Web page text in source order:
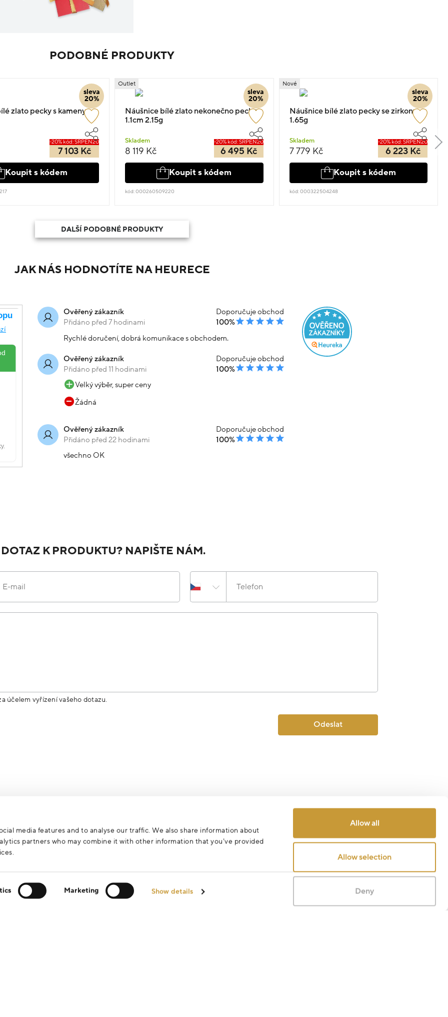
media features and to analyse our traffic. We also share information about
partners who may combine it with other information that you’ve provided
Marketing Show details
Allow all
Allow selection
Deny
PODOBNÉ PRODUKTY
sleva
20%
zlato pecky s kameny
-20% kód: SRPEN20
7 103 Kč
Koupit s kódem
sleva
20%
Outlet
Náušnice bílé zlato nekonečno pecky
1.1cm 2.15g
Skladem
8 119 Kč
-20% kód: SRPEN20
6 495 Kč
Koupit s kódem
kód: 000260509220
sleva
20%
Nové
Náušnice bílé zlato pecky se zirkony
1.65g
Skladem
7 779 Kč
-20% kód: SRPEN20
6 223 Kč
Koupit s kódem
kód: 000322504248
DALŠÍ PODOBNÉ PRODUKTY
JAK NÁS HODNOTÍTE NA HEURECE
Ověřený zákazník
Přidáno před 7 hodinami
Doporučuje obchod
100%
Rychlé doručení, dobrá komunikace s obchodem.
Ověřený zákazník
Přidáno před 11 hodinami
Doporučuje obchod
100%
Velký výběr, super ceny
Žádná
Ověřený zákazník
Přidáno před 22 hodinami
Doporučuje obchod
100%
všechno OK
K PRODUKTU? NAPIŠTE NÁM.
E-mail Telefon
účelem vyřízení vašeho dotazu.
Odeslat